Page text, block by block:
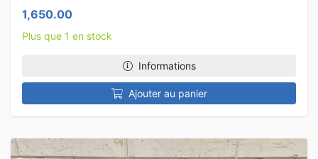
1,650.00
Plus que 1 en stock
Informations
Ajouter au panier